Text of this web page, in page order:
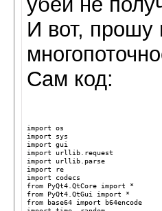
И вот, прошу
Сам код:
import os
import sys
import gui
import urllib.request
import urllib.parse
import re
import codecs
from PyQt4.QtCore import *
from PyQt4.QtGui import *
from base64 import b64encode